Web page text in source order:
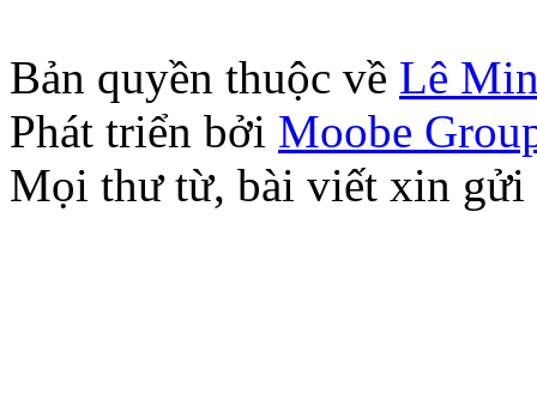
Bản quyền thuộc về Lê
Phát triển bởi Moobe
Mọi thư từ, bài viết xin gửi